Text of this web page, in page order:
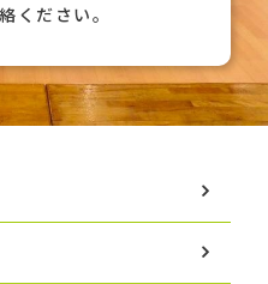
ください。